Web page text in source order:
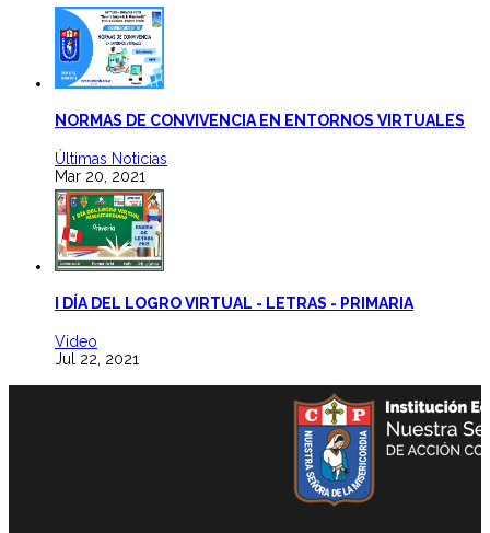
NORMAS DE CONVIVENCIA EN ENTORNOS VIRTUALES
Últimas Noticias
Mar 20, 2021
I DÍA DEL LOGRO VIRTUAL - LETRAS - PRIMARIA
Video
Jul 22, 2021